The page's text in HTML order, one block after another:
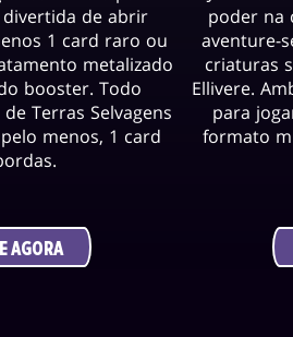
de abrir
1 card raro ou
metalizado
booster. Todo
Terras Selvagens
menos, 1 card
AGORA
poder na
aventure-
criaturas
Ellivere.
para
formato